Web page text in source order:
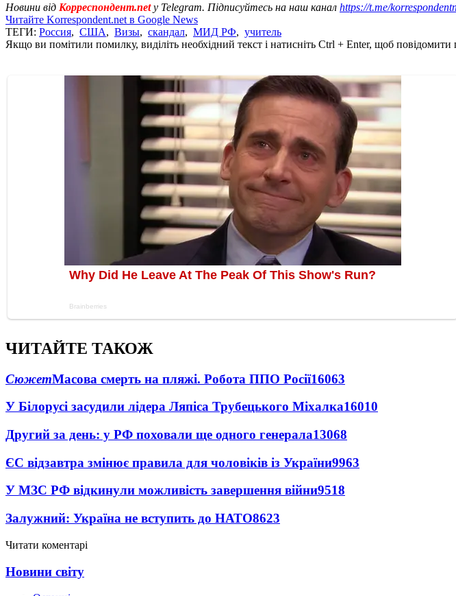
Новини від Корреспондент.netу Telegram. Підписуйтесь на наш канал https://t.me/
Читайте Korrespondent.net в Google News
ТЕГИ: Россия, США, Визы, скандал, МИД РФ, учитель
Якщо ви помітили помилку, виділіть необхідний текст і натисніть Ctrl + Enter, щоб повідомити
ЧИТАЙТЕ ТАКОЖ
СюжетМасова смерть на пляжі. Робота ППО Росії16063
У Білорусі засудили лідера Ляпіса Трубецького Міхалка16010
Другий за день: у РФ поховали ще одного генерала13068
ЄС відзавтра змінює правила для чоловіків із України9963
У МЗС РФ відкинули можливість завершення війни9518
Залужний: Україна не вступить до НАТО8623
Читати коментарі
Новини світу